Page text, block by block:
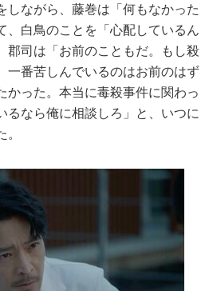
しながら、藤巻は「何もなかった
、白鳥のことを「心配しているん
郡司は「お前のこともだ。もし殺
一番苦しんでいるのはお前のはず
かった。本当に毒殺事件に関わっ
るなら俺に相談しろ」と、いつに